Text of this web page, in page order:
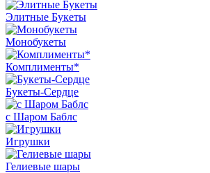
Элитные Букеты
Монобукеты
Комплименты*
Букеты-Сердце
с Шаром Баблс
Игрушки
Гелиевые шары